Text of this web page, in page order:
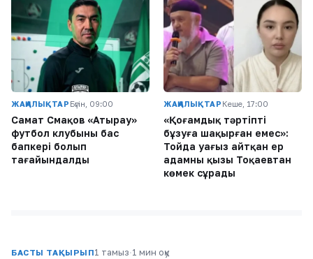
ЖАҢАЛЫҚТАР Бүгін, 09:00
Самат Смақов «Атырау»
футбол клубының бас
бапкері болып
тағайындалды
ЖАҢАЛЫҚТАР Кеше, 17:00
«Қоғамдық тәртіпті
бұзуға шақырған емес»:
Тойда уағыз айтқан ер
адамның қызы Тоқаевтан
көмек сұрады
БАСТЫ ТАҚЫРЫП1 тамыз·1 мин оқу